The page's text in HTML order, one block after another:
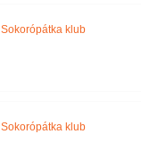
Sokorópátka klub
Sokorópátka klub